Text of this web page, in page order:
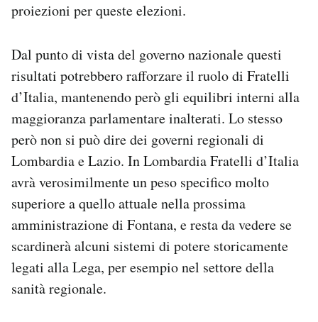
proiezioni per queste elezioni.
Dal punto di vista del governo nazionale questi
risultati potrebbero rafforzare il ruolo di Fratelli
d’Italia, mantenendo però gli equilibri interni alla
maggioranza parlamentare inalterati. Lo stesso
però non si può dire dei governi regionali di
Lombardia e Lazio. In Lombardia Fratelli d’Italia
avrà verosimilmente un peso specifico molto
superiore a quello attuale nella prossima
amministrazione di Fontana, e resta da vedere se
scardinerà alcuni sistemi di potere storicamente
legati alla Lega, per esempio nel settore della
sanità regionale.